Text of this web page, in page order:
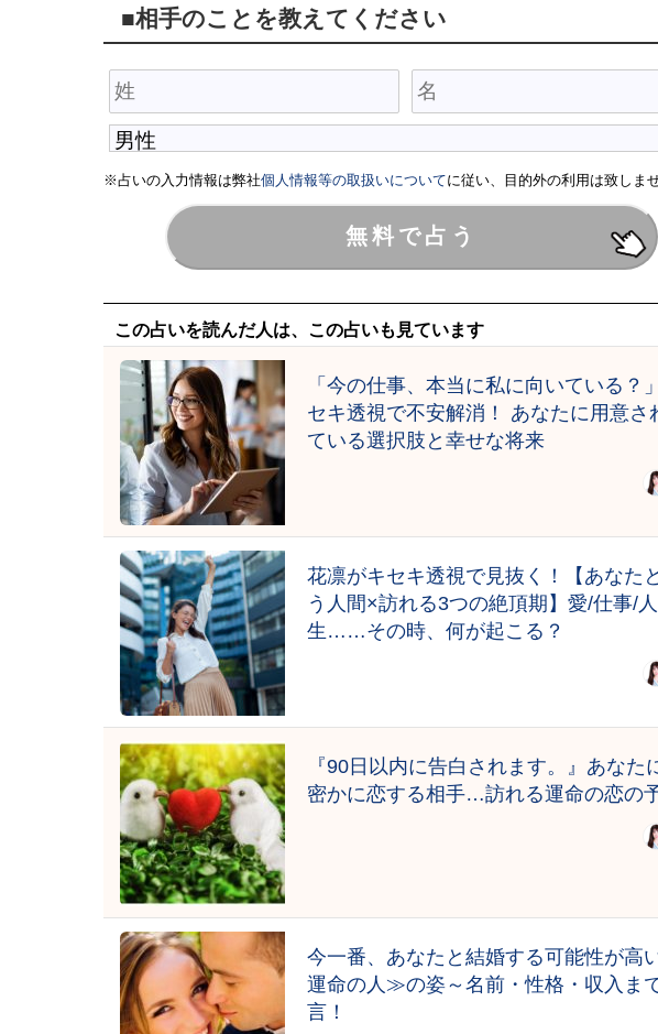
■相手のことを教えてください
※占いの入力情報は弊社個人情報等の取扱いについてに従い、目的外の利用は致しませ
この占いを読んだ人は、この占いも見ています
「今の仕事、本当に私に向いている？
セキ透視で不安解消！ あなたに用意さ
ている選択肢と幸せな将来
花凛がキセキ透視で見抜く！【あなた
う人間×訪れる3つの絶頂期】愛/仕事/人
生……その時、何が起こる？
『90日以内に告白されます。』あなた
密かに恋する相手…訪れる運命の恋の
今一番、あなたと結婚する可能性が高
運命の人≫の姿～名前・性格・収入ま
言！